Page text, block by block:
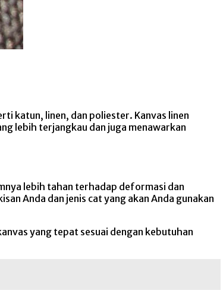
katun, linen, dan poliester. Kanvas linen
lebih terjangkau dan juga menawarkan
lebih tahan terhadap deformasi dan
Anda dan jenis cat yang akan Anda gunakan
yang tepat sesuai dengan kebutuhan